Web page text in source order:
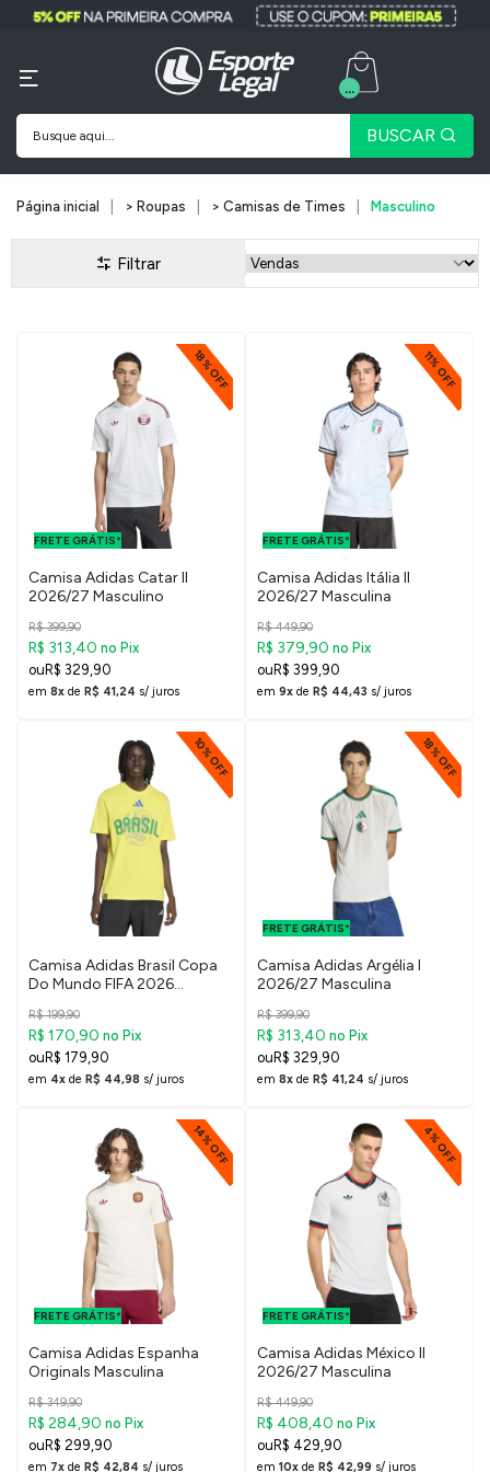
BUSCAR
...
Página inicial > Roupas > Camisas de Times Masculino
Filtrar
18% OFF
FRETE GRÁTIS*
FRETE GRÁTIS
PARA O DF E
SUDESTE
Camisa Adidas Catar II
2026/27 Masculino
R$ 399,90
R$ 313,40 no Pix
R$ 329,90
em 8x de R$ 41,24 s/ juros
11% OFF
FRETE GRÁTIS*
FRETE GRÁTIS
PARA O DF E
SUDESTE
Camisa Adidas Itália II
2026/27 Masculina
R$ 449,90
R$ 379,90 no Pix
R$ 399,90
em 9x de R$ 44,43 s/ juros
10% OFF
Camisa Adidas Brasil Copa
Do Mundo FIFA 2026
R$ 199,90
R$ 170,90 no Pix
R$ 179,90
em 4x de R$ 44,98 s/ juros
18% OFF
FRETE GRÁTIS*
FRETE GRÁTIS
PARA O DF E
SUDESTE
Camisa Adidas Argélia I
2026/27 Masculina
R$ 399,90
R$ 313,40 no Pix
R$ 329,90
em 8x de R$ 41,24 s/ juros
14% OFF
FRETE GRÁTIS*
FRETE GRÁTIS
PARA O DF E
SUDESTE
Camisa Adidas Espanha
Originals Masculina
R$ 349,90
R$ 284,90 no Pix
R$ 299,90
em 7x de R$ 42,84 s/ juros
4% OFF
FRETE GRÁTIS*
FRETE GRÁTIS
PARA O DF E
SUDESTE
Camisa Adidas México II
2026/27 Masculina
R$ 449,90
R$ 408,40 no Pix
R$ 429,90
em 10x de R$ 42,99 s/ juros